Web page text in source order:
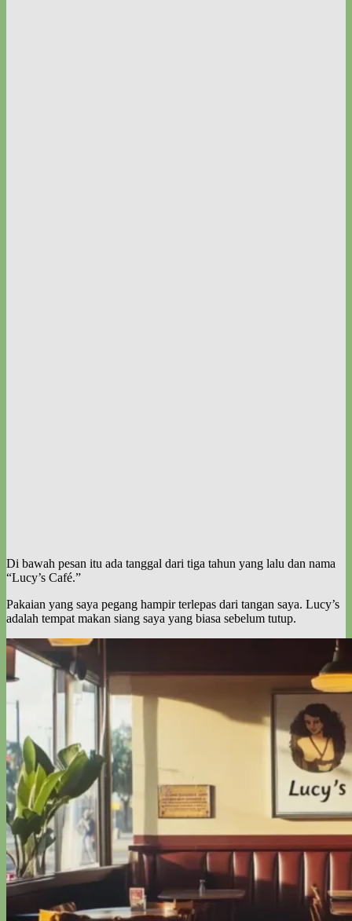
Di bawah pesan itu ada tanggal dari tiga tahun yang lalu dan nama
“Lucy’s Café.”
Pakaian yang saya pegang hampir terlepas dari tangan saya. Lucy’s
adalah tempat makan siang saya yang biasa sebelum tutup.